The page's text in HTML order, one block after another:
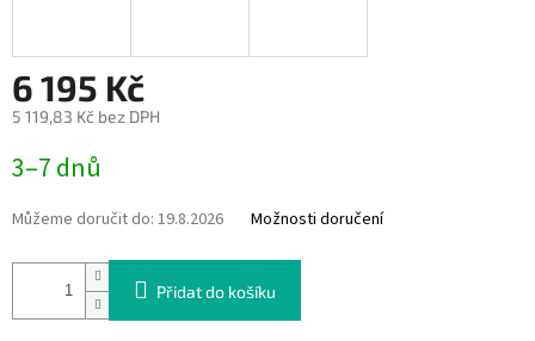
6 195 Kč
5 119,83 Kč bez DPH
cena:
3–7 dnů
Můžeme doručit do: 19.8.2026 Možnosti doručení
Přidat do košíku